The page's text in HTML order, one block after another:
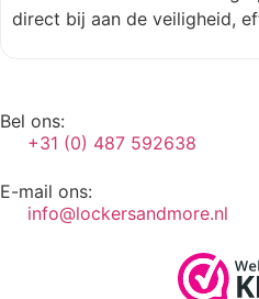
direct bij aan de veiligheid,
Bel ons:
+31 (0) 487 592638
E-mail ons:
info@lockersandmore.nl